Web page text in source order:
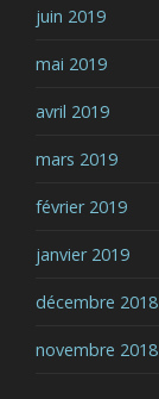
juin 2019
mai 2019
avril 2019
mars 2019
février 2019
janvier 2019
décembre 2018
novembre 2018